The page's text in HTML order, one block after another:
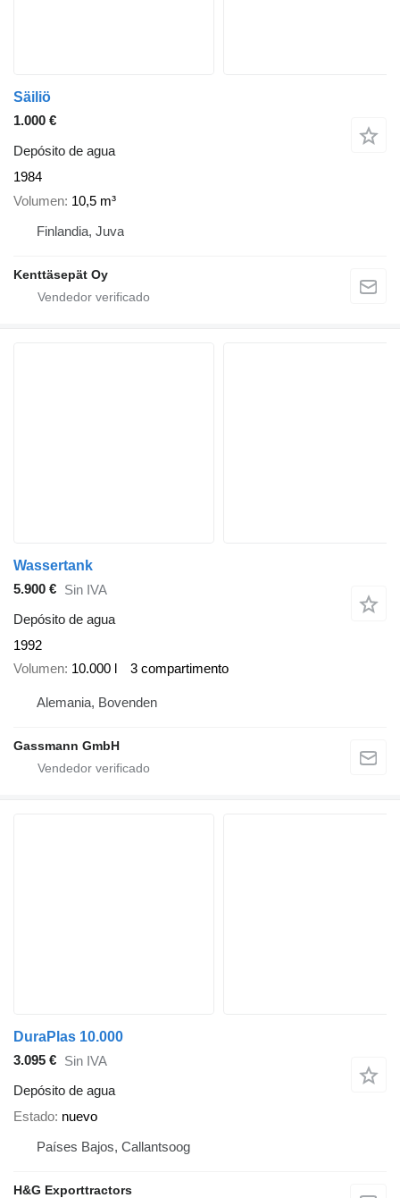
Säiliö
1.000 €
Depósito de agua
1984
Volumen 10,5 m³
Finlandia, Juva
Kenttäsepät Oy
Wassertank
5.900 € Sin IVA
Depósito de agua
1992
Volumen 10.000 l 3 compartimento
Alemania, Bovenden
Gassmann GmbH
DuraPlas 10.000
3.095 € Sin IVA
Depósito de agua
Estado nuevo
Países Bajos, Callantsoog
H&G Exporttractors